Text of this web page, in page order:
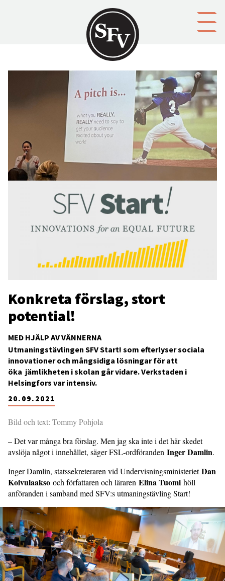
MED HJÄLP AV VÄNNERNA
Konkreta förslag, stort
potential!
20.09.2021
Utmaningstävlingen SFV Start! som efterlyser sociala
innovationer och mångsidiga lösningar för att
öka jämlikheten i skolan går vidare. Verkstaden i
Helsingfors var intensiv.
Bild och text: Tommy Pohjola
– Det var många bra förslag. Men jag ska inte i det här skedet
avslöja något i innehållet, säger FSL-ordföranden Inger Damlin.
Inger Damlin, statssekreteraren vid UndervisningsministerietDan
Koivulaakso och författaren och läraren Elina Tuomi höll
anföranden i samband med SFV:s utmaningstävling Start!